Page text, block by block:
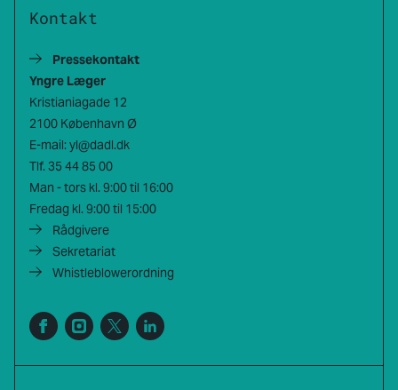
Kontakt
Pressekontakt
Yngre Læger
Kristianiagade 12
2100 København Ø
E-mail: yl@dadl.dk
Tlf. 35 44 85 00
Man - tors kl. 9:00 til 16:00
Fredag kl. 9:00 til 15:00
Rådgivere
Sekretariat
Whistleblowerordning